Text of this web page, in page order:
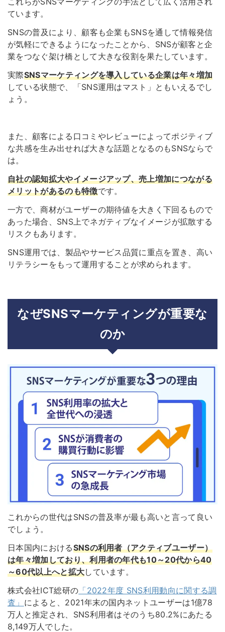
ています。
SNSの普及により、顧客も企業もSNSを通して情報発信
が気軽にできるようになったことから、SNSが顧客と企
業をつなぐ架け橋として大きな役割を果たしています。
実際SNSマーケティングを導入している企業は年々増加
している状態で、「SNS運用はマスト」ともいえるでし
ょう。
また、顧客による口コミやレビューによってポジティブ
な共感を生み出せれば大きな話題となるのもSNSならで
は。
自社の認知拡大やイメージアップ、売上増加につながる
メリットがあるのも特徴です。
一方で、商材がユーザーの期待値を大きく下回るもので
あった場合、SNS上でネガティブなイメージが拡散する
リスクもあります。
SNS運用では、製品やサービス品質に重点を置き、高い
リテラシーをもって運用することが求められます。
なぜSNSマーケティングが重要な
のか
これからの世代はSNSの普及率が最も高いと言って良い
でしょう。
日本国内におけるSNSの利用者（アクティブユーザー）
は年々増加しており、利用者の年代も10～20代から40
～60代以上へと拡大しています。
株式会社ICT総研の 「2022年度 SNS利用動向に関する調
査」 によると、2021年末の国内ネットユーザーは1億78
万人と推定され、SNS利用者はそのうち80.2%にあたる
8,149万人でした。